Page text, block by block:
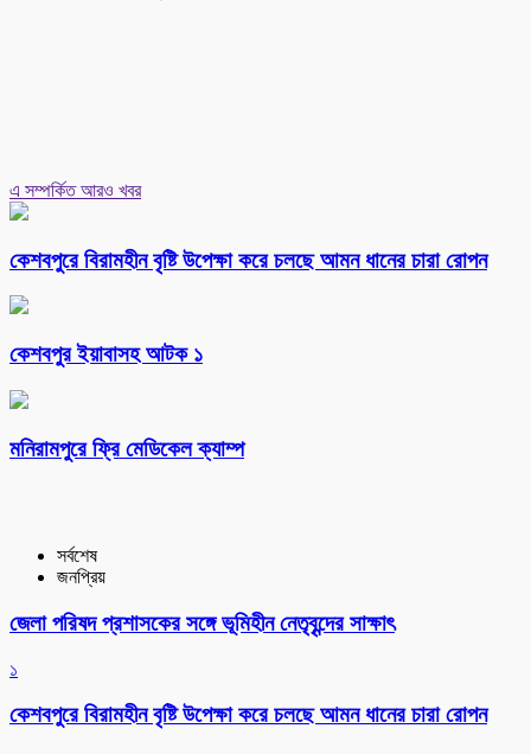
এ সম্পর্কিত আরও খবর
কেশবপুরে বিরামহীন বৃষ্টি উপেক্ষা করে চলছে আমন ধানের চারা রোপন
কেশবপুর ইয়াবাসহ আটক ১
মনিরামপুরে ফ্রি মেডিকেল ক্যাম্প
সর্বশেষ
জনপ্রিয়
জেলা পরিষদ প্রশাসকের সঙ্গে ভূমিহীন নেতৃবৃন্দের সাক্ষাৎ
১
কেশবপুরে বিরামহীন বৃষ্টি উপেক্ষা করে চলছে আমন ধানের চারা রোপন